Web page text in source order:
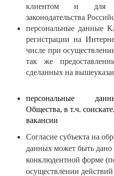
клиентом и для
законодательства
персональные данные
регистрации на
числе при
так же
сделанных на
персональные
Общества, в т.ч.
вакансии
Согласие субъекта на
данных может быть
конклюдентной форме
осуществлении